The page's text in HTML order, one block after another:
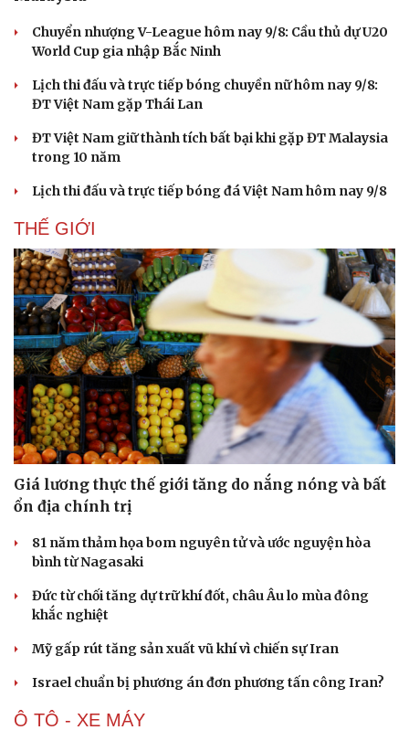
Chuyển nhượng V-League hôm nay 9/8: Cầu thủ dự U20
World Cup gia nhập Bắc Ninh
Lịch thi đấu và trực tiếp bóng chuyền nữ hôm nay 9/8:
ĐT Việt Nam gặp Thái Lan
ĐT Việt Nam giữ thành tích bất bại khi gặp ĐT Malaysia
trong 10 năm
Lịch thi đấu và trực tiếp bóng đá Việt Nam hôm nay 9/8
THẾ GIỚI
Giá lương thực thế giới tăng do nắng nóng và bất
ổn địa chính trị
81 năm thảm họa bom nguyên tử và ước nguyện hòa
bình từ Nagasaki
Đức từ chối tăng dự trữ khí đốt, châu Âu lo mùa đông
khắc nghiệt
Mỹ gấp rút tăng sản xuất vũ khí vì chiến sự Iran
Israel chuẩn bị phương án đơn phương tấn công Iran?
Ô TÔ - XE MÁY